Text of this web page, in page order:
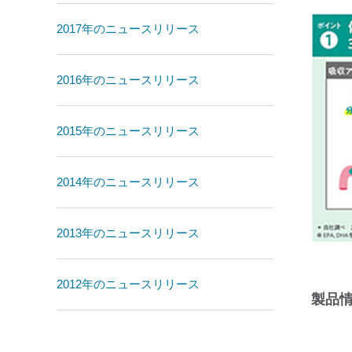
製品
2017年のニュースリリース
2016年のニュースリリース
2015年のニュースリリース
2014年のニュースリリース
2013年のニュースリリース
2012年のニュースリリース